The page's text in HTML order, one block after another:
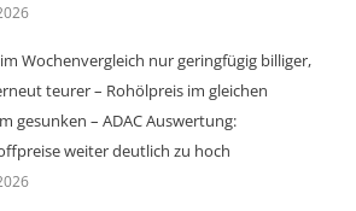
Wochenvergleich nur geringfügig billiger,
teurer – Rohölpreis im gleichen
gesunken – ADAC Auswertung:
weiter deutlich zu hoch